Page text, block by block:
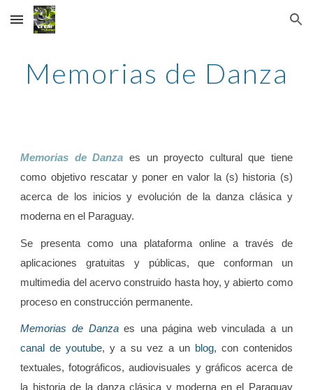
Skip to main content Skip to navigation
Memorias de Danza
Memorias de Danza es un proyecto cultural que tiene
como objetivo rescatar y poner en valor la (s) historia (s)
acerca de los inicios y evolución de la danza clásica y
moderna en el Paraguay.
Se presenta como una plataforma online a través de
aplicaciones gratuitas y públicas, que conforman un
multimedia del acervo construido hasta hoy, y abierto como
proceso en construcción permanente.
Memorias de Danza es una página web vinculada a un
canal de youtube, y a su vez a un blog, con contenidos
textuales, fotográficos, audiovisuales y gráficos acerca de
la historia de la danza clásica y moderna en el Paraguay